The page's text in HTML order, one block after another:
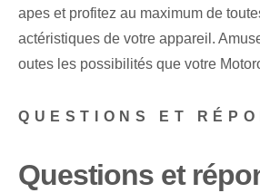
apes et profitez au maximum de
actéristiques de votre appareil.
outes les possibilités que votre
QUESTIONS ET
Questions et